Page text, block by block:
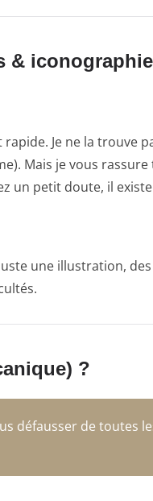
&
Je ne la trouve
Mais je vous
un petit doute, il
une illustration,
?
défausser de toutes